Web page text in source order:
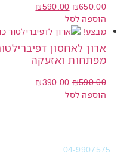
₪650.00
₪590.00
הוספה לסל
מבצע!
מפתחות ואזעקה
₪590.00
₪390.00
הוספה לסל
04-9907575